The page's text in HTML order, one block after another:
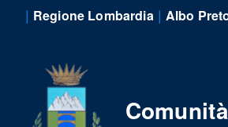
| Regione Lombardia | Albo